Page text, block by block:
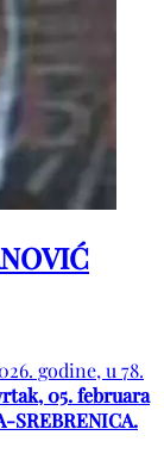
godine, u 78.
05. februara
SREBRENICA.